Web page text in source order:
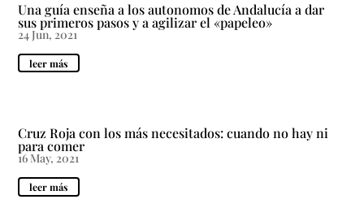
Una guía enseña a los autonomos de Andalucía a dar
sus primeros pasos y a agilizar el «papeleo»
24 Jun, 2021
leer más
Cruz Roja con los más necesitados: cuando no hay ni
para comer
16 May, 2021
leer más